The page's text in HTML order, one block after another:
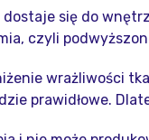
dostaje się do
czyli
wrażliwości
prawidłowe.